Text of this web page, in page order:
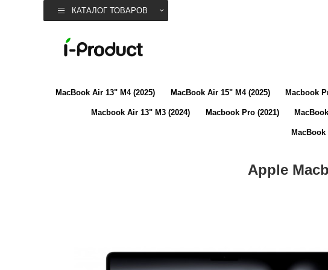
КАТАЛОГ ТОВАРОВ
MacBook Air 13" M4 (2025) MacBook Air 15" M4 (2025) Macbook
Macbook Air 13" M3 (2024) Macbook Pro (2021)
MacBook
Apple